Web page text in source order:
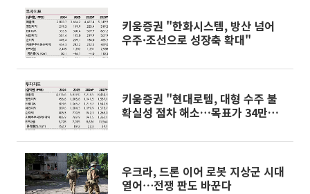
키움증권 "한화시스템, 방산 넘어
우주·조선으로 성장축 확대"
키움증권 "현대로템, 대형 수주 불
확실성 점차 해소…목표가 34만원
우크라, 드론 이어 로봇 지상군 시대
열어⋯전쟁 판도 바꾼다